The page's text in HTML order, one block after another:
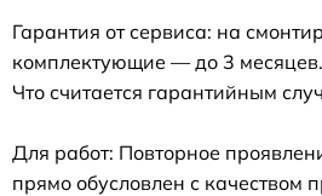
Гарантия от сервиса: на
комплектующие — до 3 месяцев.
Что считается гарантийным
Для работ: Повторное
прямо обусловлен с качеством